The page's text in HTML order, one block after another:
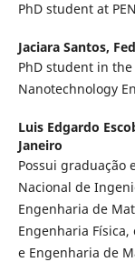
PhD student at
Jaciara Santos,
PhD student in
Nanotechnology
Luis Edgardo
Janeiro
Possui graduação
Nacional de
Engenharia de
Engenharia
e Engenharia de